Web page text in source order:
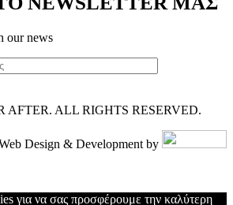
our news
AFTER. ALL RIGHTS RESERVED.
Design & Development by
για να σας προσφέρουμε την καλύτερη